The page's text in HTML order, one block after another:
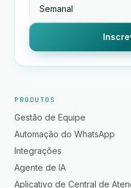
PRODUTOS
Gestão de Equipe
Automação do WhatsApp
Integrações
Agente de IA
Aplicativo de Central de